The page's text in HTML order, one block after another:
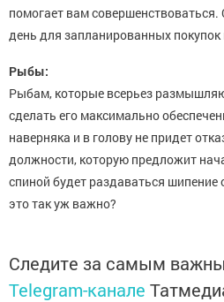
помогает вам
день для запланированных покупок
Рыбы:
Рыбам, которые всерьез
сделать его максимально
наверняка и в голову не придет
должности, которую предложит
спиной будет раздаваться шипение
это так уж важно?
Следите за самым
Telegram-канале